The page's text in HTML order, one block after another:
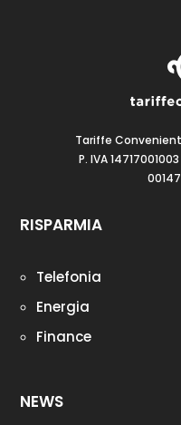
Tariffe
P. IVA
RISPARMIA
Telefonia
Energia
Finance
NEWS